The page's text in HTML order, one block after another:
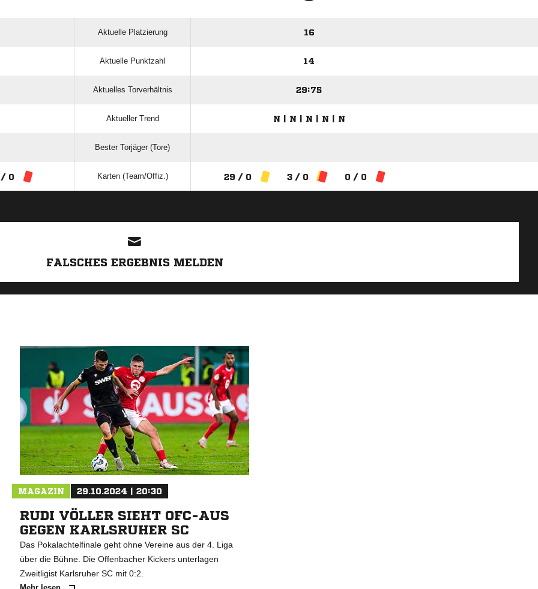
Aktuelle Platzierung 16
Aktuelle Punktzahl 14
Aktuelles Torverhältnis 29:75
Aktueller Trend N | N | N | N | N
Bester Torjäger (Tore)
/ 0 Karten (Team/Offiz.) 29 / 0 3 / 0 0 / 0
FALSCHES ERGEBNIS MELDEN
MAGAZIN 29.10.2024 | 20:30
RUDI VÖLLER SIEHT OFC-AUS
GEGEN KARLSRUHER SC
Das Pokalachtelfinale geht ohne Vereine aus der 4. Liga
über die Bühne. Die Offenbacher Kickers unterlagen
Zweitligist Karlsruher SC mit 0:2.